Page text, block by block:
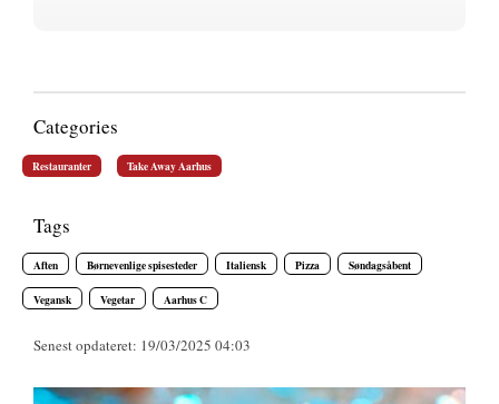
Categories
Restauranter Take Away Aarhus
Tags
Aften Børnevenlige spisesteder Italiensk Pizza Søndagsåbent
Vegansk Vegetar Aarhus C
Senest opdateret: 19/03/2025 04:03